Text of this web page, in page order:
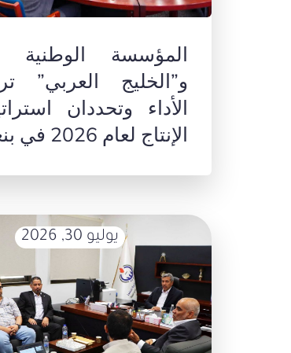
المؤسسة الوطنية
و”الخليج العربي”
الأداء وتحددان
الإنتاج لعام 2026 في بنغازي
يوليو 30, 2026